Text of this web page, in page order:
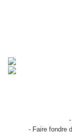
- Faire fondre